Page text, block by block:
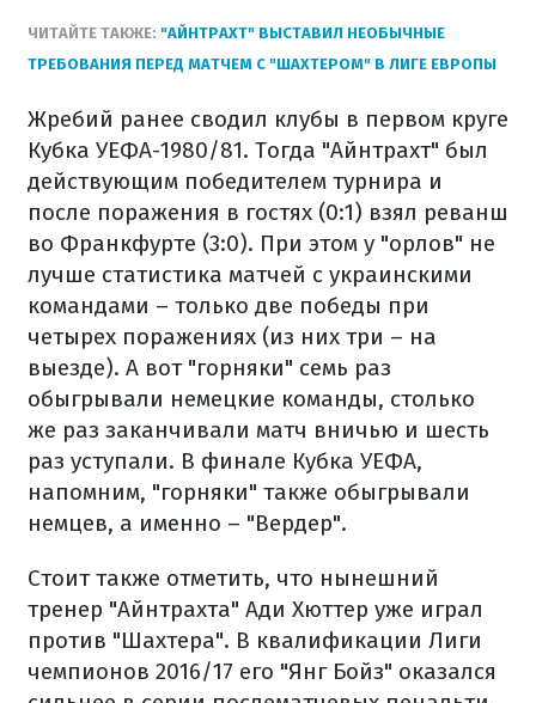
ЧИТАЙТЕ ТАКЖЕ: "АЙНТРАХТ" ВЫСТАВИЛ НЕОБЫЧНЫЕ
ТРЕБОВАНИЯ ПЕРЕД МАТЧЕМ С "ШАХТЕРОМ" В ЛИГЕ ЕВРОПЫ
Жребий ранее сводил клубы в первом круге
Кубка УЕФА-1980/81. Тогда "Айнтрахт" был
действующим победителем турнира и
после поражения в гостях (0:1) взял реванш
во Франкфурте (3:0). При этом у "орлов" не
лучше статистика матчей с украинскими
командами – только две победы при
четырех поражениях (из них три – на
выезде). А вот "горняки" семь раз
обыгрывали немецкие команды, столько
же раз заканчивали матч вничью и шесть
раз уступали. В финале Кубка УЕФА,
напомним, "горняки" также обыгрывали
немцев, а именно – "Вердер".
Стоит также отметить, что нынешний
тренер "Айнтрахта" Ади Хюттер уже играл
против "Шахтера". В квалификации Лиги
чемпионов 2016/17 его "Янг Бойз" оказался